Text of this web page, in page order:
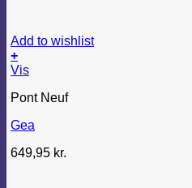
Add to wishlist
+
Dette
har
varianter.
kan
Vis
Pont Neuf
Gea
649,95 kr.